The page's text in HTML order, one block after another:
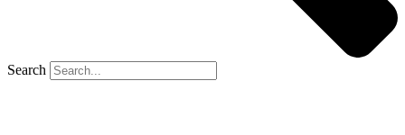
Search